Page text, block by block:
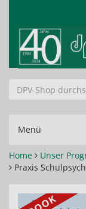
Menü
Home
Unser
Praxis